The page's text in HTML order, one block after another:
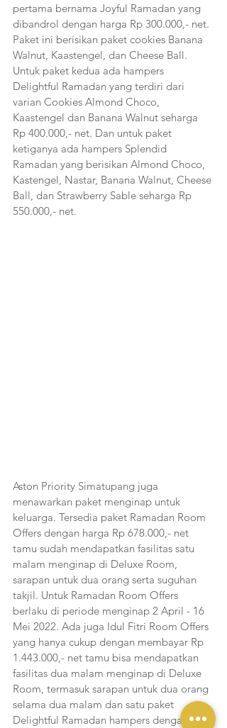
pertama bernama Joyful Ramadan yang
dibandrol dengan harga Rp 300.000,- net.
Paket ini berisikan paket cookies Banana
Walnut, Kaastengel, dan Cheese Ball.
Untuk paket kedua ada hampers
Delightful Ramadan yang terdiri dari
varian Cookies Almond Choco,
Kaastengel dan Banana Walnut seharga
Rp 400.000,- net. Dan untuk paket
ketiganya ada hampers Splendid
Ramadan yang berisikan Almond Choco,
Kastengel, Nastar, Banana Walnut, Cheese
Ball, dan Strawberry Sable seharga Rp
550.000,- net.
Aston Priority Simatupang juga
menawarkan paket menginap untuk
keluarga. Tersedia paket Ramadan Room
Offers dengan harga Rp 678.000,- net
tamu sudah mendapatkan fasilitas satu
malam menginap di Deluxe Room,
sarapan untuk dua orang serta suguhan
takjil. Untuk Ramadan Room Offers
berlaku di periode menginap 2 April - 16
Mei 2022. Ada juga Idul Fitri Room Offers
yang hanya cukup dengan membayar Rp
1.443.000,- net tamu bisa mendapatkan
fasilitas dua malam menginap di Deluxe
Room, termasuk sarapan untuk dua orang
selama dua malam dan satu paket
Delightful Ramadan hampers dengan